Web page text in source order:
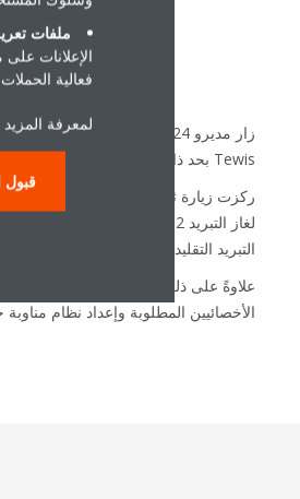
Tewis بحد ذاته، مما منحهم الثقة في اختيار نظام Tewis.
ركزت زيارة ثانية قبل عملية التركيب على
التبريد التقليدي.
الأخصائيين المطلوبة وإعداد نظام
ملفات
الإعلانات
فعالية الحملات
لمعرفة
قبول